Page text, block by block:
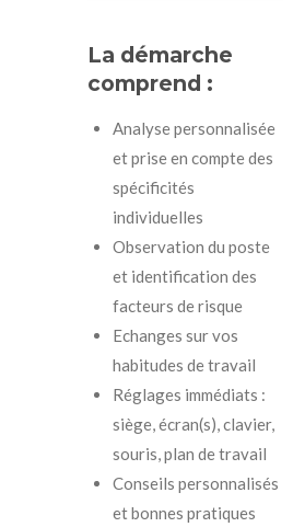
La démarche
comprend :
Analyse personnalisée
et prise en compte des
spécificités
individuelles
Observation du poste
et identification des
facteurs de risque
Echanges sur vos
habitudes de travail
Réglages immédiats :
siège, écran(s), clavier,
souris, plan de travail
Conseils personnalisés
et bonnes pratiques